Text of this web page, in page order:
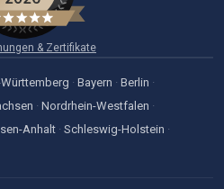
& Zertifikate
· Bayern · Berlin ·
· Nordrhein-Westfalen ·
Anhalt · Schleswig-Holstein ·